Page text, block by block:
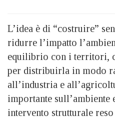
L’idea è di “costruire”
ridurre l’impatto
equilibrio con i territori,
per distribuirla in modo
all’industria e
importante sull’ambiente
intervento strutturale